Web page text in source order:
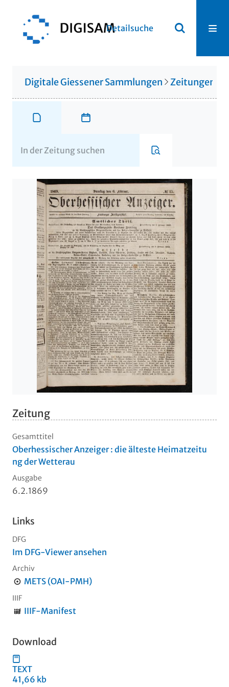
Detailsuche
Digitale Giessener Sammlungen Zeitungen
Zeitung
Gesamttitel
Oberhessischer Anzeiger : die älteste Heimatzeitu
ng der Wetterau
Ausgabe
6.2.1869
Links
DFG
Im DFG-Viewer ansehen
Archiv
METS (OAI-PMH)
IIIF
IIIF-Manifest
Download
TEXT
41,66 kb